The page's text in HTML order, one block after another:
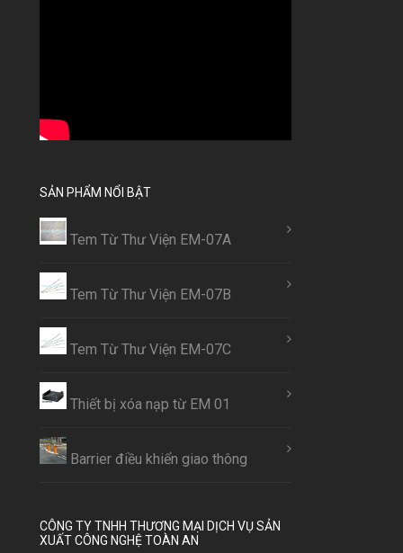
SẢN PHẨM NỔI BẬT
Tem Từ Thư Viện EM-07A
Tem Từ Thư Viện EM-07B
Tem Từ Thư Viện EM-07C
Thiết bị xóa nạp từ EM 01
Barrier điều khiển giao thông
CÔNG TY TNHH THƯƠNG MẠI DỊCH VỤ SẢN
XUẤT CÔNG NGHỆ TOÀN AN